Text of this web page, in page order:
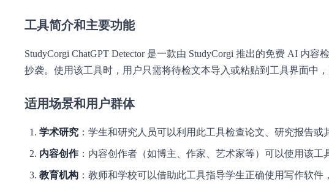
工具简介和主要功能
StudyCorgi ChatGPT Detector 是一款由 StudyCorgi 推出的免费 AI 内
抄袭。使用该工具时，用户只需将待检文本导入或粘贴到工具界面中，
适用场景和用户群体
学术研究 ：学生和研究人员可以利用此工具检查论文、研究报告或
内容创作：内容创作者（如博主、作家、艺术家等）可以使用该
教育机构 ：教师和学校可以借助此工具指导学生正确使用写作软件